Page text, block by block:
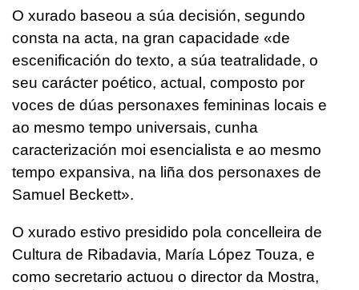
O xurado baseou a súa decisión, segundo
consta na acta, na gran capacidade «de
escenificación do texto, a súa teatralidade, o
seu carácter poético, actual, composto por
voces de dúas personaxes femininas locais e
ao mesmo tempo universais, cunha
caracterización moi esencialista e ao mesmo
tempo expansiva, na liña dos personaxes de
Samuel Beckett».
O xurado estivo presidido pola concelleira de
Cultura de Ribadavia, María López Touza, e
como secretario actuou o director da Mostra,